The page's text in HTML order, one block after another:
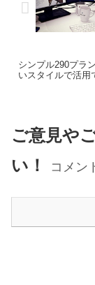
シンプル290プラ
いスタイルで活用
ご意見や
い！
コメン